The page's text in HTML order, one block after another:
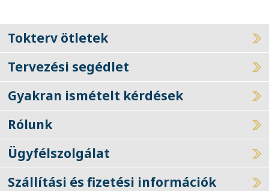
Tokterv ötletek
Tervezési segédlet
Gyakran ismételt kérdések
Rólunk
Ügyfélszolgálat
Szállítási és fizetési információk